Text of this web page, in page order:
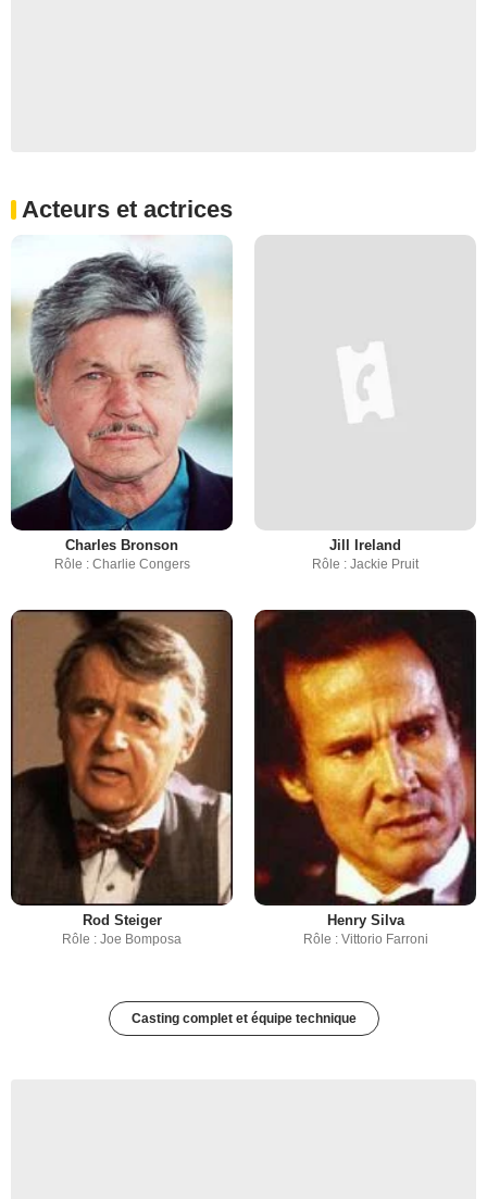
Acteurs et actrices
Charles Bronson
Rôle : Charlie Congers
Jill Ireland
Rôle : Jackie Pruit
Rod Steiger
Rôle : Joe Bomposa
Henry Silva
Rôle : Vittorio Farroni
Casting complet et équipe technique